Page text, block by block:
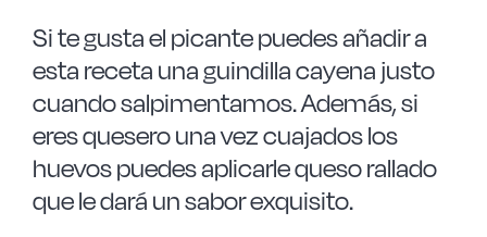
Si te gusta el picante puedes añadir a
esta receta una guindilla cayena justo
cuando salpimentamos. Además, si
eres quesero una vez cuajados los
huevos puedes aplicarle queso rallado
que le dará un sabor exquisito.